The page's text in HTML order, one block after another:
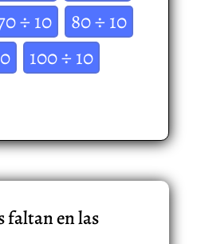
÷ 10
80 ÷ 10
100 ÷ 10
faltan en las